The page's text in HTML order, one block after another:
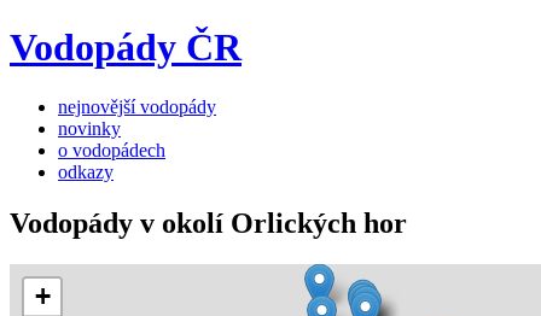
Vodopády ČR
nejnovější vodopády
novinky
o vodopádech
odkazy
Vodopády v okolí Orlických hor
+